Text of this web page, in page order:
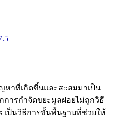
หาที่เกิดขึ้นและสะสมมาเป็น
การกำจัดขยะมูลฝอยไม่ถูกวิธี
เป็นวิธีการขั้นพื้นฐานที่ช่วยให้